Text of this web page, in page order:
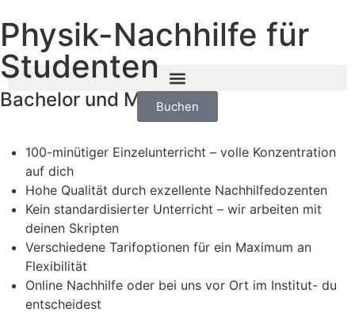
Buchen
Physik-Nachhilfe für
Studenten
Bachelor und Master
100-minütiger Einzelunterricht – volle Konzentration
auf dich
Hohe Qualität durch exzellente Nachhilfedozenten
Kein standardisierter Unterricht – wir arbeiten mit
deinen Skripten
Verschiedene Tarifoptionen für ein Maximum an
Flexibilität
Online Nachhilfe oder bei uns vor Ort im Institut- du
entscheidest